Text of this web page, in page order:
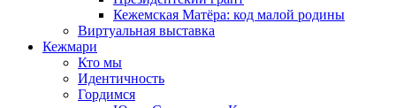
Кежемская Матёра: код малой родины
Виртуальная выставка
Кежмари
Кто мы
Идентичность
Гордимся